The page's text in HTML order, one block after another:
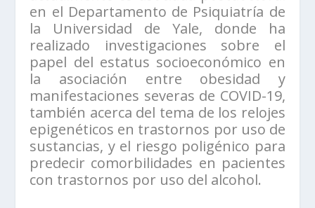
en el Departamento de Psiquiatría de
la Universidad de Yale, donde ha
realizado investigaciones sobre el
papel del estatus socioeconómico en
la asociación entre obesidad y
manifestaciones severas de COVID-19,
también acerca del tema de los relojes
epigenéticos en trastornos por uso de
sustancias, y el riesgo poligénico para
predecir comorbilidades en pacientes
con trastornos por uso del alcohol.